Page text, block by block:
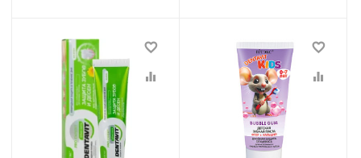
favorite_border
equalizer
favorite_border
equalizer